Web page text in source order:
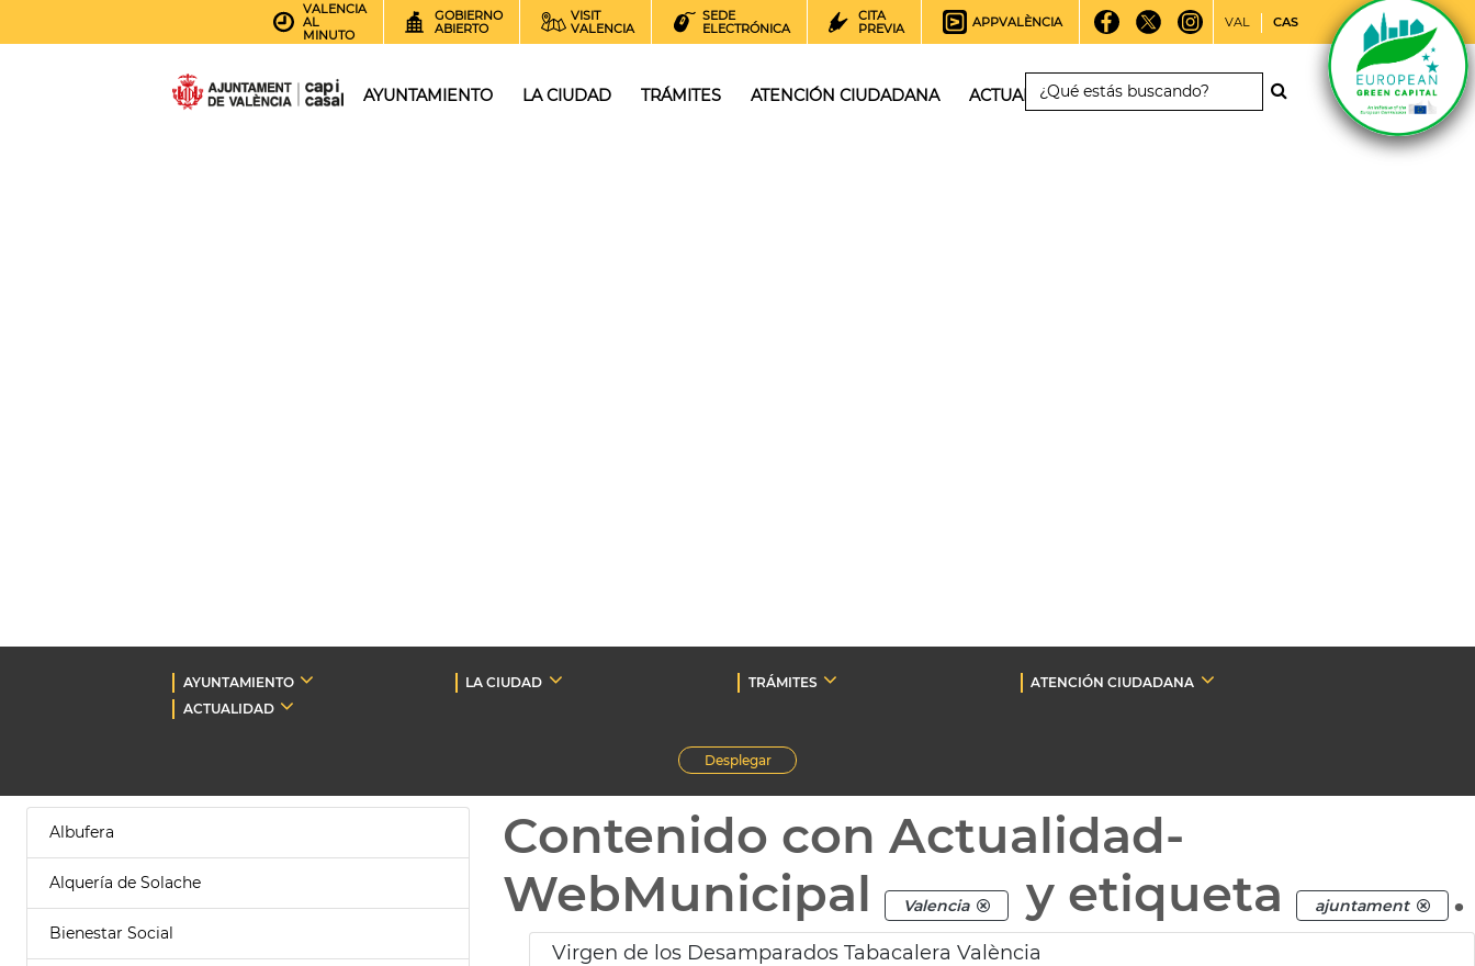
VALENCIA
AL
MINUTO
GOBIERNO
ABIERTO
VISIT
VALENCIA
SEDE
ELECTRÓNICA
CITA
PREVIA
APPVALÈNCIA VAL CAS
AYUNTAMIENTO LA CIUDAD TRÁMITES ATENCIÓN CIUDADANA ACTUALIDAD
AYUNTAMIENTO LA CIUDAD TRÁMITES
ATENCIÓN CIUDADANA
ACTUALIDAD
Desplegar
Albufera
Alquería de Solache
Bienestar Social
Contenido con Actualidad-
WebMunicipal
Valencia y etiqueta ajuntament .
Virgen de los Desamparados Tabacalera València